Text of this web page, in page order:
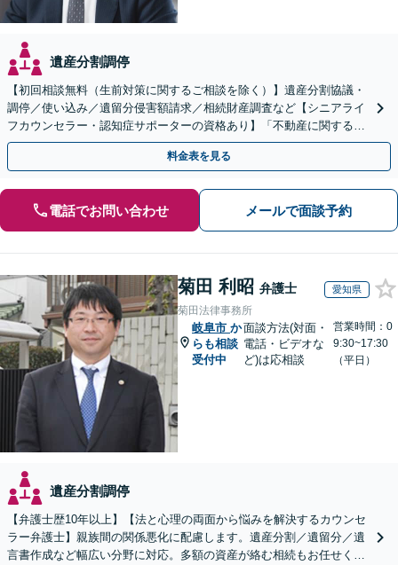
遺産分割調停
【初回相談無料（生前対策に関するご相談を除く）】遺産分割協議・
調停／使い込み／遺留分侵害額請求／相続財産調査など【シニアライ
フカウンセラー・認知症サポーターの資格あり】「不動産に関する相
続もお任せください」【当日・夜間相談可（要相談）】
料金表を見る
電話でお問い合わせ メールで面談予約
菊田 利昭 弁護士 愛知県
菊田法律事務所
岐阜市 か
らも相談
受付中
面談方法(対面・
電話・ビデオな
ど)は応相談
営業時間：0
9:30~17:30
（平日）
遺産分割調停
【弁護士歴10年以上】【法と心理の両面から悩みを解決するカウンセ
ラー弁護士】親族間の関係悪化に配慮します。遺産分割／遺留分／遺
言書作成など幅広い分野に対応。多額の資産が絡む相続もお任せくだ